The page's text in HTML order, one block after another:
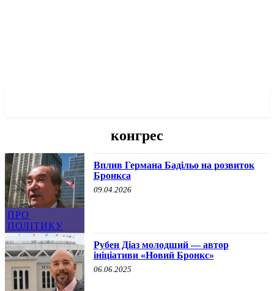
конгрес
ПРО
ПОЛІТИКУ
Вплив Германа Бадільо на розвиток
Бронкса
09.04.2026
Рубен Діаз молодший — автор
ініціативи «Новий Бронкс»
06.06.2025